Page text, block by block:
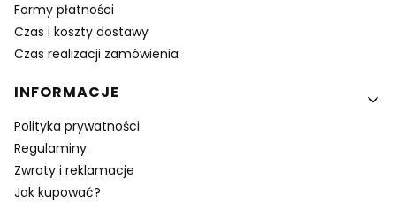
Formy płatności
Czas i koszty dostawy
Czas realizacji zamówienia
INFORMACJE
Polityka prywatności
Regulaminy
Zwroty i reklamacje
Jak kupować?